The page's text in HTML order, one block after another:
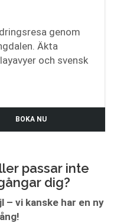
genom
Äkta
och svensk
BOKA NU
passar inte
dig?
– vi kanske har en ny